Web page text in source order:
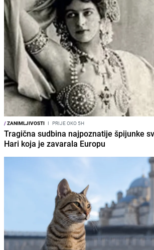
/ZANIMLJIVOSTI I PRIJE OKO 5H
Tragična sudbina najpoznatije špijunke
Hari koja je zavarala Europu